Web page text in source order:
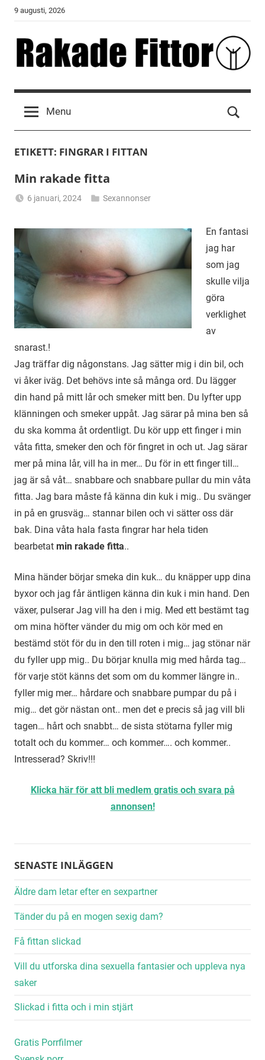
Skip
content
9 augusti, 2026
Rakade
Fittor
Menu
ETIKETT: FINGRAR I FITTAN
Min rakade fitta
6 januari, 2024
Sexannonser
En fantasi
jag har
som jag
skulle vilja
göra
verklighet
av
snarast.!
Jag träffar dig någonstans. Jag sätter mig i din bil, och
vi åker iväg. Det behövs inte så många ord. Du lägger
din hand på mitt lår och smeker mitt ben. Du lyfter upp
klänningen och smeker uppåt. Jag särar på mina ben så
du ska komma åt ordentligt. Du kör upp ett finger i min
våta fitta, smeker den och för fingret in och ut. Jag särar
mer på mina lår, vill ha in mer… Du för in ett finger till…
jag är så våt… snabbare och snabbare pullar du min våta
fitta. Jag bara måste få känna din kuk i mig.. Du svänger
in på en grusväg… stannar bilen och vi sätter oss där
bak. Dina våta hala fasta fingrar har hela tiden
bearbetat min rakade fitta..
Mina händer börjar smeka din kuk… du knäpper upp dina
byxor och jag får äntligen känna din kuk i min hand. Den
växer, pulserar Jag vill ha den i mig. Med ett bestämt tag
om mina höfter vänder du mig om och kör med en
bestämd stöt för du in den till roten i mig… jag stönar när
du fyller upp mig.. Du börjar knulla mig med hårda tag…
för varje stöt känns det som om du kommer längre in..
fyller mig mer… hårdare och snabbare pumpar du på i
mig… det gör nästan ont.. men det e precis så jag vill bli
tagen… hårt och snabbt… de sista stötarna fyller mig
totalt och du kommer… och kommer…. och kommer..
Intresserad? Skriv!!!
Klicka här för att bli medlem gratis och svara på
annonsen!
SENASTE INLÄGGEN
Äldre dam letar efter en sexpartner
Tänder du på en mogen sexig dam?
Få fittan slickad
Vill du utforska dina sexuella fantasier och uppleva nya
saker
Slickad i fitta och i min stjärt
Gratis Porrfilmer